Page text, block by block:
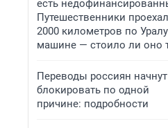
есть
Путешественники
2000 километров по
машине — стоило ли оно
Переводы россиян начнут
блокировать по одной
причине: подробности